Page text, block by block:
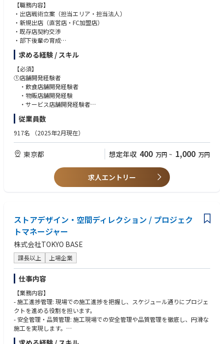
【職務内容】
・出店戦術立案（担当エリア・担当法人）
・新規出店（直営店・FC加盟店）
・既存店契約交渉
・部下後輩の育成
店舗開発業務全般（新規出店および付帯する社内外交渉、出店戦術立案、
部下後輩育成等）
・ミニマーケットの把握・理解
・新規物件の開発
・既存店舗の適正配置の推進
・リロケーションの提案
・既存店の契約交渉
・新規FCオーナーの開拓
・既存FCオーナーの対応
■期待する成果
上・利益）を上回る出店
求める経験 / スキル
【必須】
①店舗開発経験者
・飲食店舗開発経験者
・物販店舗開発経験
・サービス店舗開発経験者
・市街地／ロードサイド立地の開発経験（上記にプラスして経験があれ
ば尚よし）
②不動産業経験者
【希望】
・パワーポイントを用いての物件概要資料の作成、エクセルを用いての売
上予測・出店企画作成を行う為、
PC操作に苦手意識がなく、数式等を理解して説明することが出来るレベル
・論理的思考力
・ポジティブ志向
・最後まであきらめずやり遂げようとするヴァイタリティ
・傾聴の姿勢を持ち、意見が対立したときでも利害調整・合意形成・交渉
ができる人あたり
・既存の枠にとらわれず、新しいことに取り組むことにわくわくする人
従業員数
917名 （2025年2月現在）
東京都 想定年収 400 万円 ~ 1,000 万円
求人エントリー
ストアデザイン・空間ディレクション / プロジェク
トマネージャー
株式会社TOKYO BASE
課長以上 上場企業
仕事内容
【業務内容】
- 施工進捗管理: 現場での施工進捗を把握し、スケジュール通りにプロジェ
クトを進める役割を担います。
- 安全管理・品質管理: 施工現場での安全管理や品質管理を徹底し、円滑な
施工を実現します。
- 設計・施工会社との折衝: 設計会社や施工会社との連携を行い、進行管理